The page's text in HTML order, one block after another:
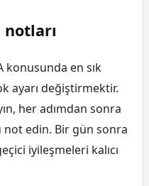
konusunda en sık
ayarı değiştirmektir.
her adımdan sonra
not edin. Bir gün sonra
iyileşmeleri kalıcı